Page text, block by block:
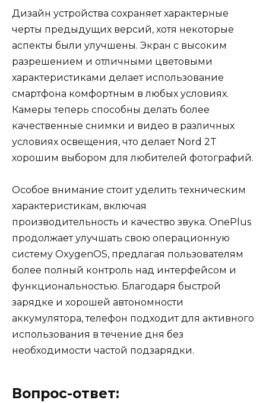
Дизайн устройства сохраняет характерные
черты предыдущих версий, хотя некоторые
аспекты были улучшены. Экран с высоким
разрешением и отличными цветовыми
характеристиками делает использование
смартфона комфортным в любых условиях.
Камеры теперь способны делать более
качественные снимки и видео в различных
условиях освещения, что делает Nord 2T
хорошим выбором для любителей фотографий.
Особое внимание стоит уделить техническим
характеристикам, включая
производительность и качество звука. OnePlus
продолжает улучшать свою операционную
систему OxygenOS, предлагая пользователям
более полный контроль над интерфейсом и
функциональностью. Благодаря быстрой
зарядке и хорошей автономности
аккумулятора, телефон подходит для активного
использования в течение дня без
необходимости частой подзарядки.
Вопрос-ответ: